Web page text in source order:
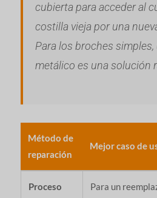
cubierta para acceder al
costilla vieja por una
Para los broches
metálico es una solución
Método de
reparación
Mejor caso de
Proceso
Para un